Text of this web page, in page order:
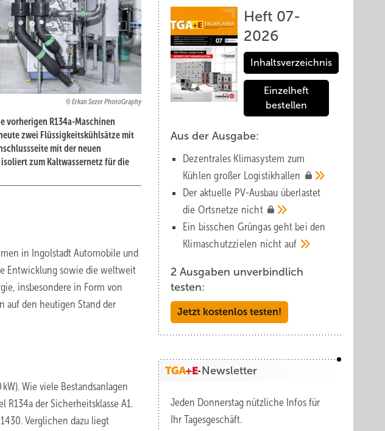
Erkan Sezer PhotoGraphy
vorherigen R134a-Maschinen
zwei Flüssigkeitskühlsätze mit
mit der neuen
zum Kaltwassernetz für die
in Ingolstadt Automobile und
Entwicklung sowie die weltweit
insbesondere in Form von
auf den heutigen Stand der
Wie viele Bestandsanlagen
der Sicherheitsklasse A1.
Verglichen dazu liegt
Heft 07-
2026
Inhaltsverzeichnis
Einzelheft
bestellen
Aus der Ausgabe:
Dezentrales Klimasystem zum
Kühlen großer Logistik­hallen
Der aktuelle PV-Ausbau über­lastet
die Orts­netze nicht
Ein bisschen Grüngas geht bei den
Klima­schutz­zielen nicht auf
2 Ausgaben unverbindlich
testen:
Jetzt kostenlos testen!
Newsletter
Jeden Donnerstag nützliche Infos für
Ihr Tagesgeschäft.